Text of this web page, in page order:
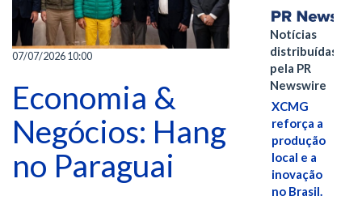
07/07/2026 10:00
Economia &
Negócios: Hang
no Paraguai
Notícias
distribuídas
pela PR
Newswire
XCMG
reforça a
produção
local e a
inovação
no Brasil.